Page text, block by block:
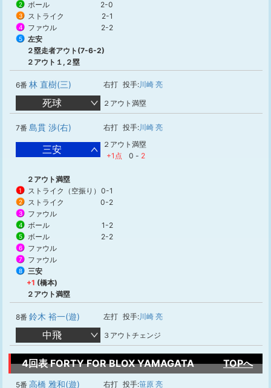
2 ボール 2-0
3 ストライク 2-1
4 ファウル 2-2
5
左安
２塁走者アウト(7-6-2)
２アウト１,２塁
6番 林 直樹(三) 右打 投手:川崎 亮
死球 ２アウト満塁
7番 島貫 渉(右) 右打 投手:川崎 亮
三安
２アウト満塁
+1点
0 - 2
２アウト満塁
1 ストライク（空振り） 0-1
2 ストライク 0-2
3 ファウル
4 ボール 1-2
5 ボール 2-2
6 ファウル
7 ファウル
8
三安
+1 (橋本)
２アウト満塁
8番 鈴木 裕一(遊) 左打 投手:川崎 亮
中飛 ３アウトチェンジ
4回表 FORTY FOR BLOX YAMAGATA TOPへ
5番 高橋 雅和(遊) 右打 投手:笹原 亮